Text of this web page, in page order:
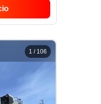
1 / 106